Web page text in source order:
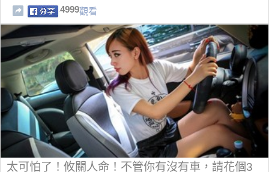
4999觀看
太可怕了！攸關人命！不管你有沒有車，請花個3